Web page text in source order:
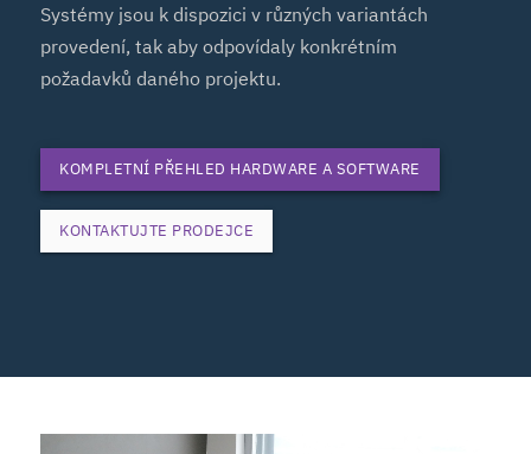
Systémy jsou k dispozici v různých variantách
provedení, tak aby odpovídaly konkrétním
požadavků daného projektu.
KOMPLETNÍ PŘEHLED HARDWARE A SOFTWARE
KONTAKTUJTE PRODEJCE